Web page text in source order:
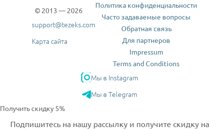
© 2013 — 2026
support@tezeks.com
Карта сайта
Политика конфиденциальности
Часто задаваемые вопросы
Обратная связь
Для партнеров
Impressum
Terms and Conditions
Мы в Instagram
Мы в Telegram
Получить скидку 5%
Подпишитесь на нашу рассылку и получите скидку на